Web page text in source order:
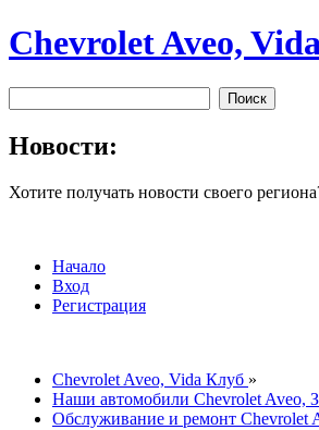
Chevrolet Aveo,
Новости:
Хотите получать новости своего
Начало
Вход
Регистрация
Chevrolet Aveo, Vida Клуб »
Наши автомобили Chevrolet Aveo,
Обслуживание и ремонт Chevrolet